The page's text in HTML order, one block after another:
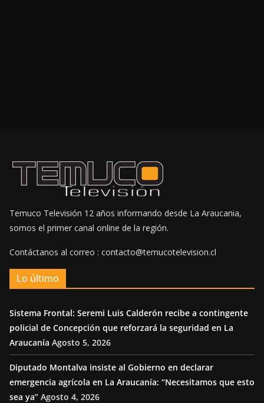
Temuco Televisión 12 años informando desde La Araucania,
somos el primer canal online de la región.
Contáctanos al correo : contacto@temucotelevision.cl
Lo último
Sistema Frontal: Seremi Luis Calderón recibe a contingente
policial de Concepción que reforzará la seguridad en La
Araucanía Agosto 5, 2026
Diputado Montalva insiste al Gobierno en declarar
emergencia agrícola en La Araucanía: “Necesitamos que esto
sea ya” Agosto 4, 2026